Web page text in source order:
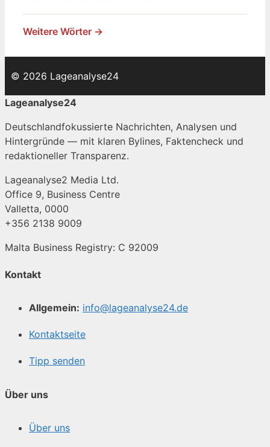
Weitere Wörter →
© 2026 Lageanalyse24
Lageanalyse24
Deutschlandfokussierte Nachrichten, Analysen und
Hintergründe — mit klaren Bylines, Faktencheck und
redaktioneller Transparenz.
Lageanalyse2 Media Ltd.
Office 9, Business Centre
Valletta, 0000
+356 2138 9009
Malta Business Registry: C 92009
Kontakt
Allgemein: info@lageanalyse24.de
Kontaktseite
Tipp senden
Über uns
Über uns